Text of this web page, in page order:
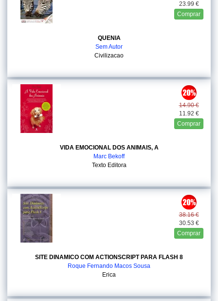
23.99 €
Comprar
QUENIA
Sem Autor
Civilizacao
14.90 €
11.92 €
Comprar
VIDA EMOCIONAL DOS ANIMAIS, A
Marc Bekoff
Texto Editora
38.16 €
30.53 €
Comprar
SITE DINAMICO COM ACTIONSCRIPT PARA FLASH 8
Roque Fernando Macos Sousa
Erica